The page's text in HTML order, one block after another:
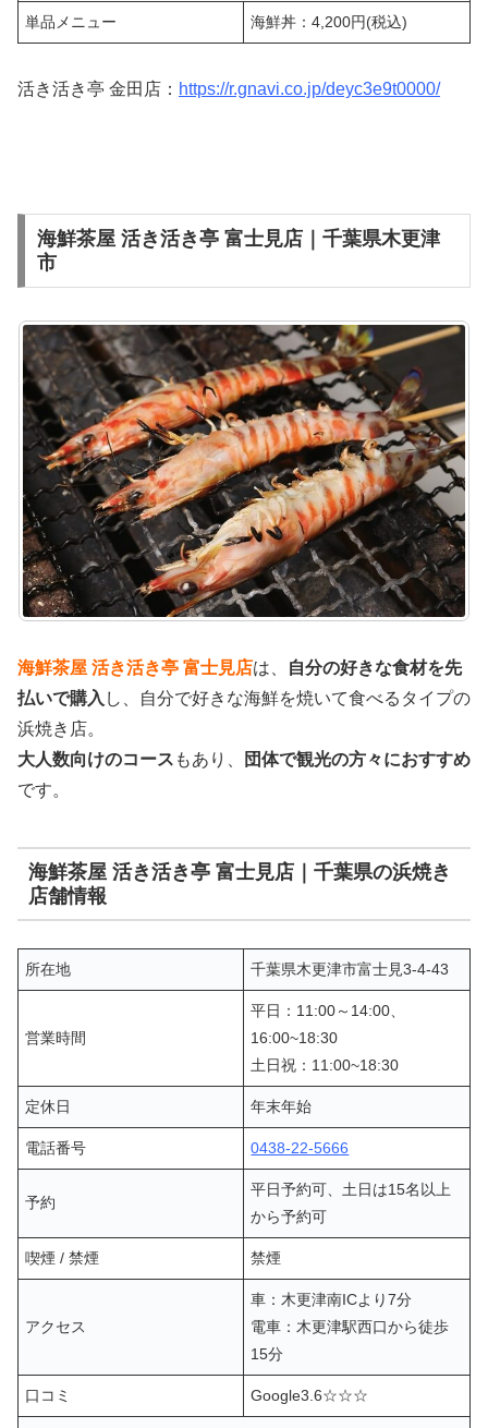
単品メニュー 海鮮丼：4,200円(税込)
活き活き亭 金田店： https://r.gnavi.co.jp/deyc3e9t0000/
海鮮茶屋 活き活き亭 富士見店｜千葉県木更津
市
海鮮茶屋 活き活き亭 富士見店は、
自分の好きな食材を先
払いで購入 し、自分で好きな海鮮を焼いて食べるタイプの
浜焼き店。
大人数向けのコース もあり、
団体で観光の方々におすすめ
です。
海鮮茶屋 活き活き亭 富士見店｜千葉県の浜焼き
店舗情報
所在地 千葉県木更津市富士見3-4-43
営業時間
平日：11:00～14:00、
16:00~18:30
土日祝：11:00~18:30
定休日 年末年始
電話番号 0438-22-5666
予約
平日予約可、土日は15名以上
から予約可
喫煙 / 禁煙 禁煙
アクセス
車：木更津南ICより7分
電車：木更津駅西口から徒歩
15分
口コミ Google3.6☆☆☆